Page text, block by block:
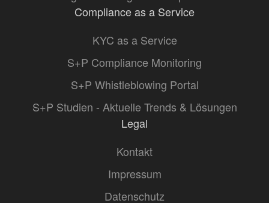
Compliance as a Service
KYC as a Service
S+P Compliance Monitoring
S+P Whistleblowing Portal
S+P Studien - Aktuelle Trends & Lösungen
Legal
Kontakt
Impressum
Datenschutz